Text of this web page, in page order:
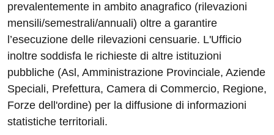
prevalentemente in ambito anagrafico (rilevazioni
mensili/semestrali/annuali) oltre a garantire
l’esecuzione delle rilevazioni censuarie. L'Ufficio
inoltre soddisfa le richieste di altre istituzioni
pubbliche (Asl, Amministrazione Provinciale, Aziende
Speciali, Prefettura, Camera di Commercio, Regione,
Forze dell'ordine) per la diffusione di informazioni
statistiche territoriali.